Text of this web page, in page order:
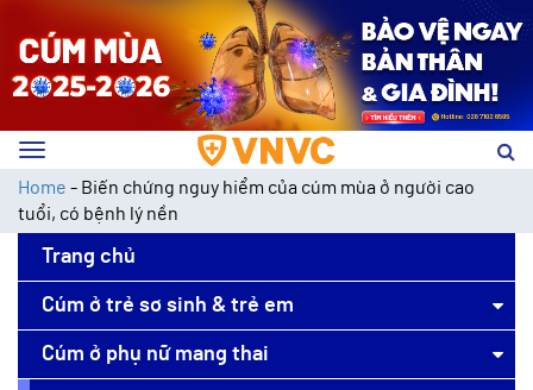
navigation
Home - Biến chứng nguy hiểm của cúm mùa ở người cao
tuổi, có bệnh lý nền
Trang chủ
Cúm ở trẻ sơ sinh & trẻ em
Cúm ở phụ nữ mang thai